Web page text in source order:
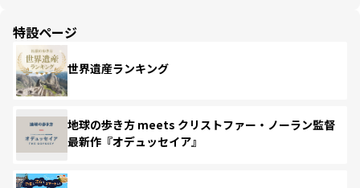
特設ページ
世界遺産ランキング
地球の歩き方 meets クリストファー・ノーラン監督
最新作『オデュッセイア』